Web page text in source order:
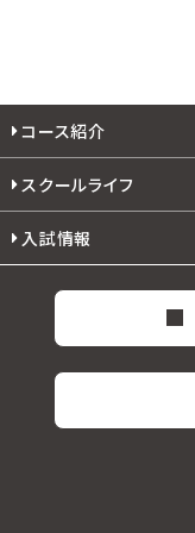
コース紹介
スクールライフ
入試情報